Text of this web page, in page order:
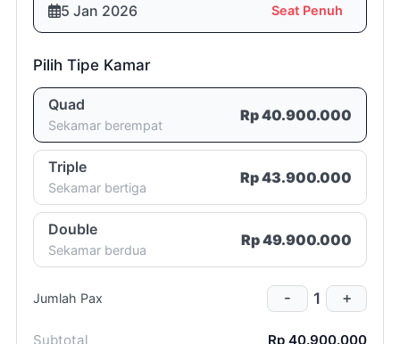
Rp10.000.000,- (sepuluh juta
minggu
100% (seratus persen)
Room List
5 Jan 2026 Seat Penuh
Pilih Tipe Kamar
Quad
Sekamar berempat
Rp 40.900.000
Triple
Sekamar bertiga
Rp 43.900.000
Double
Sekamar berdua
Rp 49.900.000
Jumlah Pax - 1 +
Subtotal
Rp 40.900.000